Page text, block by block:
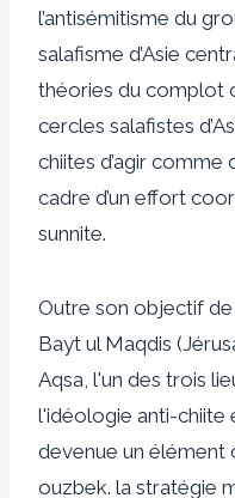
l’antisémitisme du
salafisme d’Asie
théories du complot
cercles salafistes
chiites d’agir comme
cadre d’un effort
sunnite.
Outre son objectif
Bayt ul Maqdis
Aqsa, l'un des trois
l'idéologie anti-chiite
devenue un élément
ouzbek. la stratégie